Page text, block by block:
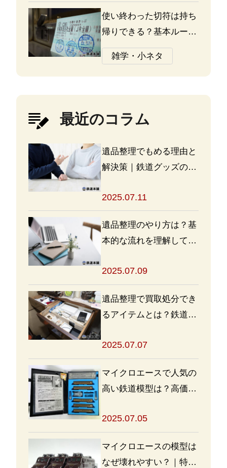
使い終わった切符は持ち
帰りできる？基本ルール
と注意点
雑学・小ネタ
最近のコラム
遺品整理でもめる理由と
解決策｜鉄道グッズの整
2025.07.11
遺品整理のやり方は？基
本的な流れを理解して買
めよう
2025.07.09
遺品整理で買取処分でき
るアイテムとは？鉄道グ
も
2025.07.07
マイクロエースで人気の
高い鉄道模型は？高価買
2025.07.05
マイクロエースの模型は
なぜ壊れやすい？｜特徴